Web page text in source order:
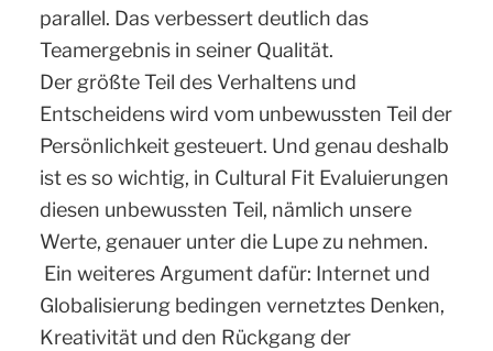
parallel. Das verbessert deutlich das
Teamergebnis in seiner Qualität.
Der größte Teil des Verhaltens und
Entscheidens wird vom unbewussten Teil der
Persönlichkeit gesteuert. Und genau deshalb
ist es so wichtig, in Cultural Fit Evaluierungen
diesen unbewussten Teil, nämlich unsere
Werte, genauer unter die Lupe zu nehmen.
Ein weiteres Argument dafür: Internet und
Globalisierung bedingen vernetztes Denken,
Kreativität und den Rückgang der